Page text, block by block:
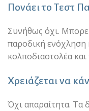
Πονάει το Τεστ
Συνήθως όχι.
παροδική ενόχληση
κολποδιαστολέα
Χρειάζεται να
Όχι απαραίτητα. Τα